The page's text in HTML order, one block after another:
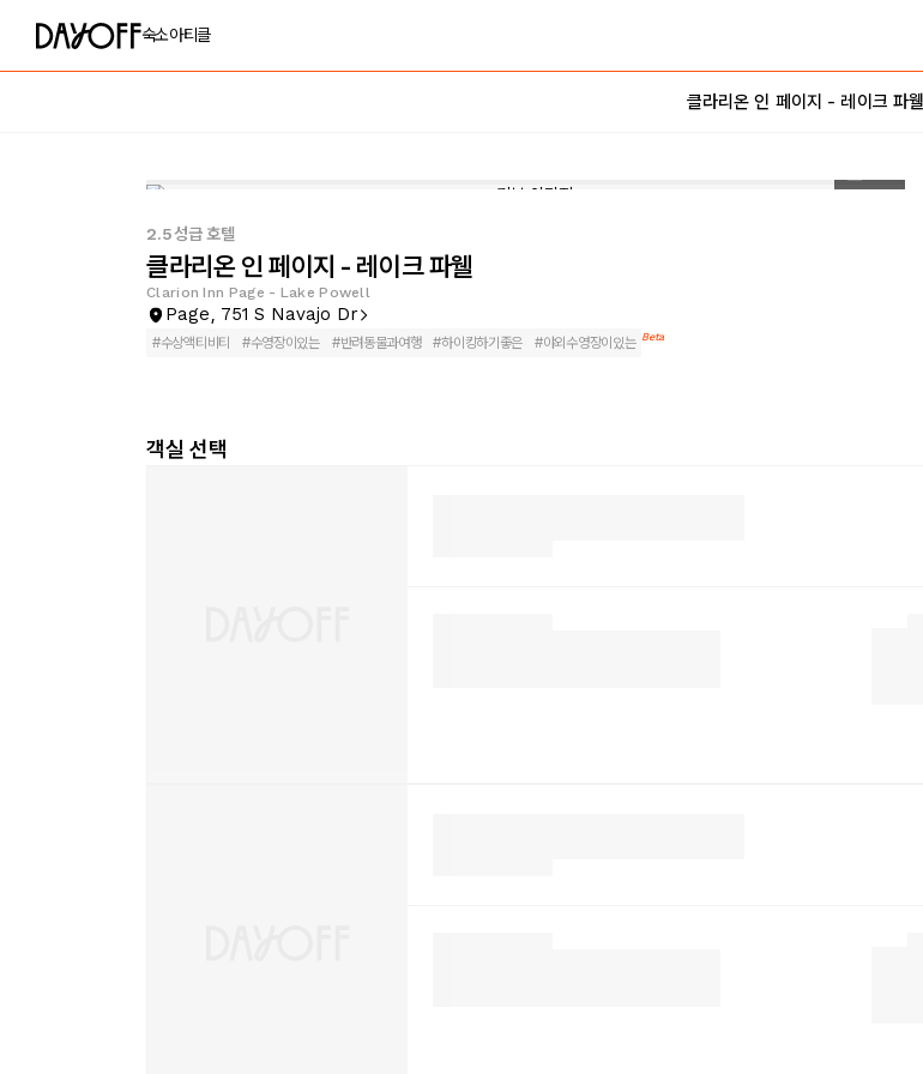
숙소아티클
클라리온 인 페이지 - 레이크 파웰
2.5성급 호텔
클라리온 인 페이지 - 레이크 파웰
Clarion Inn Page - Lake Powell
Page, 751 S Navajo Dr
#수상액티비티 #수영장이있는 #반려동물과여행 #하이킹하기좋은 #야외수영장이있는 Beta
객실 선택